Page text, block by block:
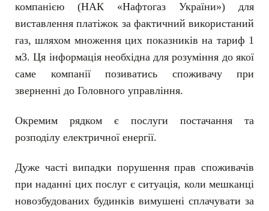
компанією (НАК «Нафтогаз України») для
виставлення платіжок за фактичний використаний
газ, шляхом множення цих показників на тариф 1
м3. Ця інформація необхідна для розуміння до якої
саме компанії позиватись споживачу при
зверненні до Головного управління.
Окремим рядком є послуги постачання та
розподілу електричної енергії.
Дуже часті випадки порушення прав споживачів
при наданні цих послуг є ситуація, коли мешканці
новозбудованих будинків вимушені сплачувати за